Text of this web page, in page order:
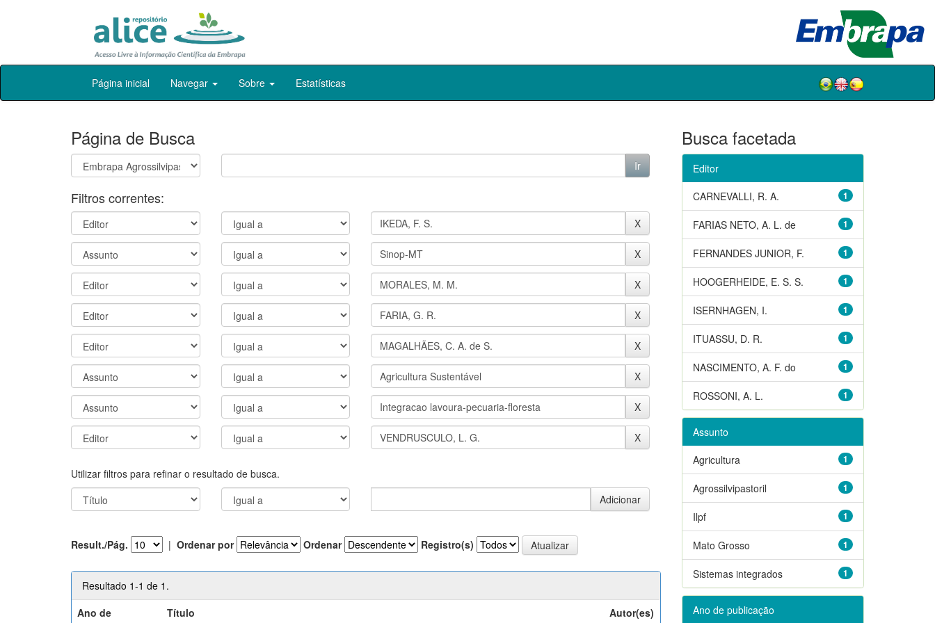
Skip
Página inicial Navegar Sobre Estatísticas
Página de Busca
Filtros correntes:
Utilizar filtros para refinar o resultado de busca.
Result./Pág. | Ordenar por Ordenar Registro(s)
Resultado 1-1 de 1.
Ano de
Título Autor(es)
Busca facetada
Editor
1
CARNEVALLI, R. A.
1
FARIAS NETO, A. L. de
1
FERNANDES JUNIOR, F.
1
HOOGERHEIDE, E. S. S.
1
ISERNHAGEN, I.
1
ITUASSU, D. R.
1
NASCIMENTO, A. F. do
1
ROSSONI, A. L.
Assunto
1
Agricultura
1
Agrossilvipastoril
1
Ilpf
1
Mato Grosso
1
Sistemas integrados
Ano de publicação